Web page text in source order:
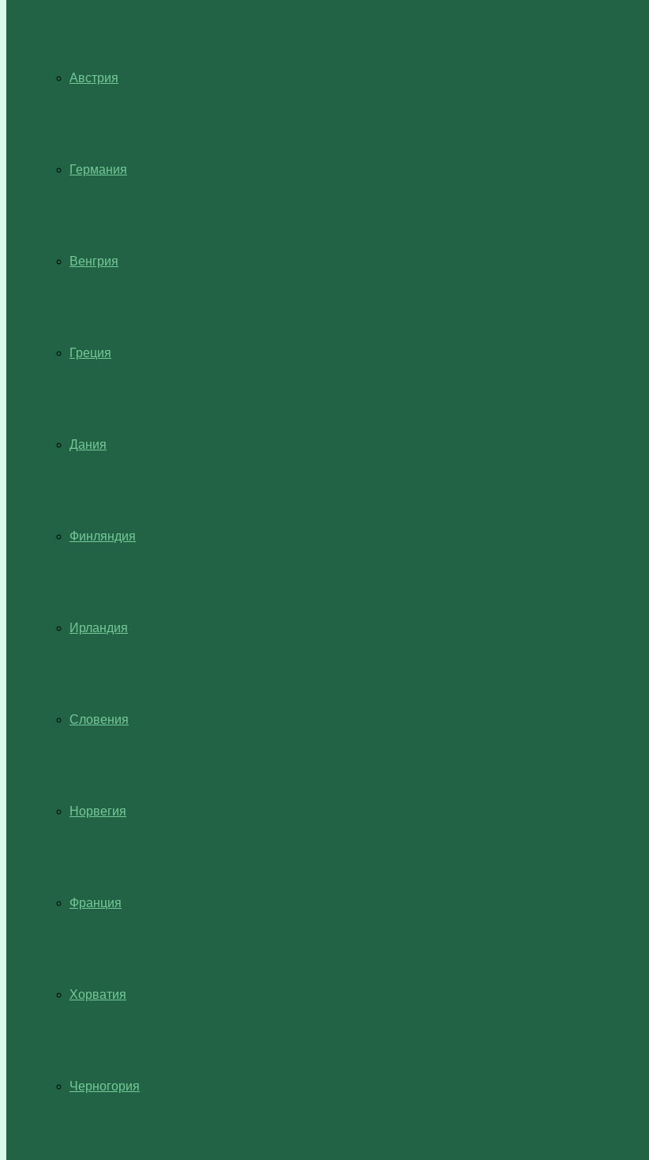
Австрия
Германия
Венгрия
Греция
Дания
Финляндия
Ирландия
Словения
Норвегия
Франция
Хорватия
Черногория